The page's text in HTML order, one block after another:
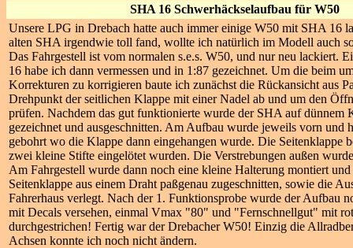
SHA 16 Schwerhäckselaufbau für W50
Unsere LPG in Drebach hatte auch immer einige W50 mit SHA 16
alten SHA irgendwie toll fand, wollte ich natürlich im Modell auch
Das Fahrgestell ist vom normalen s.e.s. W50, und nur neu lackiert.
16 habe ich dann vermessen und in 1:87 gezeichnet. Um die beim
Korrekturen zu korrigieren baute ich zunächst die Rückansicht aus
Drehpunkt der seitlichen Klappe mit einer Nadel ab und um den
prüfen. Nachdem das gut funktionierte wurde der SHA auf dünnem
gezeichnet und ausgeschnitten. Am Aufbau wurde jeweils vorn und
gebohrt wo die Klappe dann eingehangen wurde. Die Seitenklappe
zwei kleine Stifte eingelötet wurden. Die Verstrebungen außen
Am Fahrgestell wurde dann noch eine kleine Halterung montiert
Seitenklappe aus einem Draht paßgenau zugeschnitten, sowie die
Fahrerhaus verlegt. Nach der 1. Funktionsprobe wurde der Aufbau
mit Decals versehen, einmal Vmax "80" und "Fernschnellgut" mit
durchgestrichen! Fertig war der Drebacher W50! Einzig die
Achsen konnte ich noch nicht ändern.